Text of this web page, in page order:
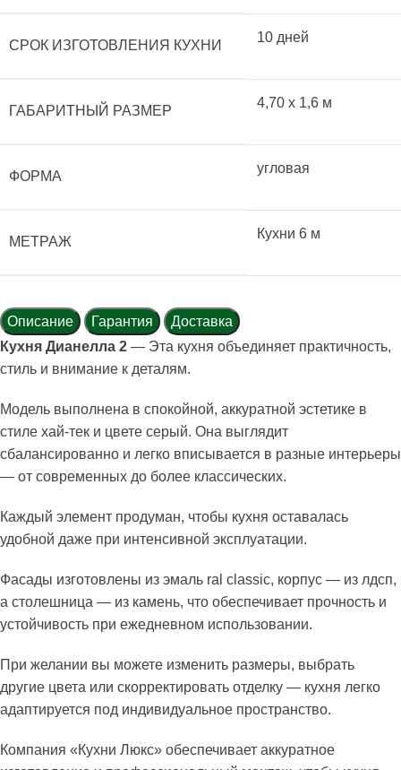
СРОК ИЗГОТОВЛЕНИЯ КУХНИ
10 дней
ГАБАРИТНЫЙ РАЗМЕР
4,70 x 1,6 м
ФОРМА
угловая
МЕТРАЖ
Кухни 6 м
Описание Гарантия
Доставка
Кухня Дианелла 2 — Эта кухня объединяет практичность,
стиль и внимание к деталям.
Модель выполнена в спокойной, аккуратной эстетике в
стиле хай-тек и цвете серый. Она выглядит
сбалансированно и легко вписывается в разные интерьеры
— от современных до более классических.
Каждый элемент продуман, чтобы кухня оставалась
удобной даже при интенсивной эксплуатации.
Фасады изготовлены из эмаль ral classic, корпус — из лдсп,
а столешница — из камень, что обеспечивает прочность и
устойчивость при ежедневном использовании.
При желании вы можете изменить размеры, выбрать
другие цвета или скорректировать отделку — кухня легко
адаптируется под индивидуальное пространство.
Компания «Кухни Люкс» обеспечивает аккуратное